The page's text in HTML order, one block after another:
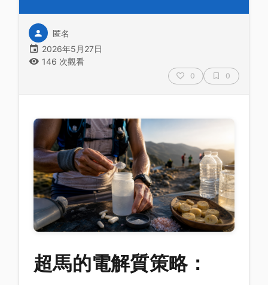
匿名
2026年5月27日
146 次觀看
0 0
超馬的電解質策略：